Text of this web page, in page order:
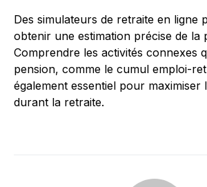
Des simulateurs de retraite en ligne
obtenir une estimation précise de la
Comprendre les activités connexes
pension, comme le cumul emploi-
également essentiel pour maximiser
durant la retraite.